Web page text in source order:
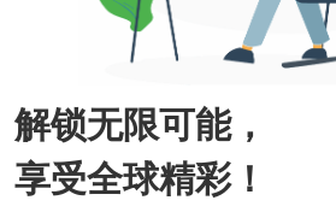
解锁无限可能，
享受全球精彩！